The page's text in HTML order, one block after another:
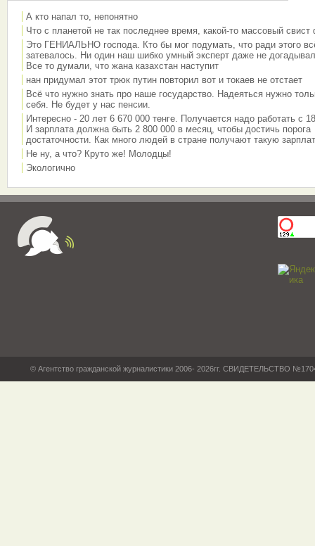
А кто напал то, непонятно
Что с планетой не так последнее время, какой-то массовый свист
Это ГЕНИАЛЬНО господа. Кто бы мог подумать, что ради этого
затевалось. Ни один наш шибко умный эксперт даже не
Все то думали, что жана казахстан наступит
нан придумал этот трюк путин повторил вот и токаев не отстает
Всё что нужно знать про наше государство. Надеяться нужно
себя. Не будет у нас пенсии.
Интересно - 20 лет 6 670 000 тенге. Получается надо работать с
И зарплата должна быть 2 800 000 в месяц, чтобы достичь порога
достаточности. Как много людей в стране получают такую
Не ну, а что? Круто же! Молодцы!
Экологично
© Агентство гражданской журналистики 2006- 2026гг. СВИДЕТЕЛЬСТВО